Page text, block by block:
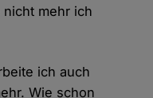
mehr ich
ich auch
Wie schon